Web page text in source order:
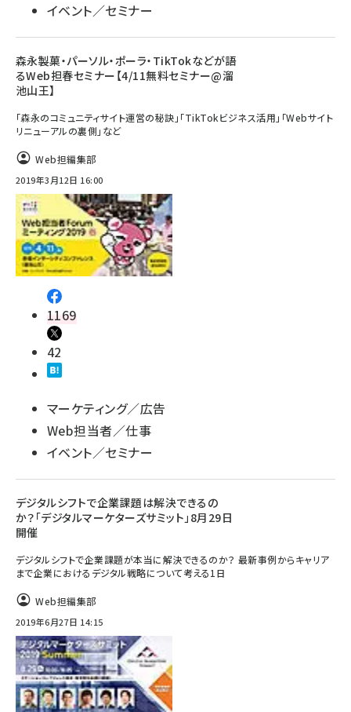
イベント／セミナー
森永製菓・パーソル・ポーラ・TikTokなどが語
るWeb担春セミナー【4/11無料セミナー@溜
池山王】
「森永のコミュニティサイト運営の秘訣」「TikTokビジネス活用」「Webサイト
リニューアルの裏側」など
Web担編集部
2019年3月12日 16:00
1169
42
マーケティング／広告
Web担当者／仕事
イベント／セミナー
デジタルシフトで企業課題は解決できるの
か？「デジタルマーケターズサミット」8月29日
開催
デジタルシフトで企業課題が本当に解決できるのか？ 最新事例からキャリア
まで企業におけるデジタル戦略について考える1日
Web担編集部
2019年6月27日 14:15